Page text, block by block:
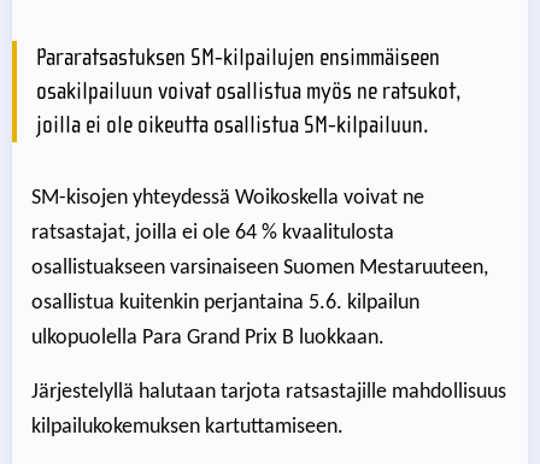
Pararatsastuksen SM-kilpailujen ensimmäiseen
osakilpailuun voivat osallistua myös ne ratsukot,
joilla ei ole oikeutta osallistua SM-kilpailuun.
SM-kisojen yhteydessä Woikoskella voivat ne
ratsastajat, joilla ei ole 64 % kvaalitulosta
osallistuakseen varsinaiseen Suomen Mestaruuteen,
osallistua kuitenkin perjantaina 5.6. kilpailun
ulkopuolella Para Grand Prix B luokkaan.
Järjestelyllä halutaan tarjota ratsastajille mahdollisuus
kilpailukokemuksen kartuttamiseen.